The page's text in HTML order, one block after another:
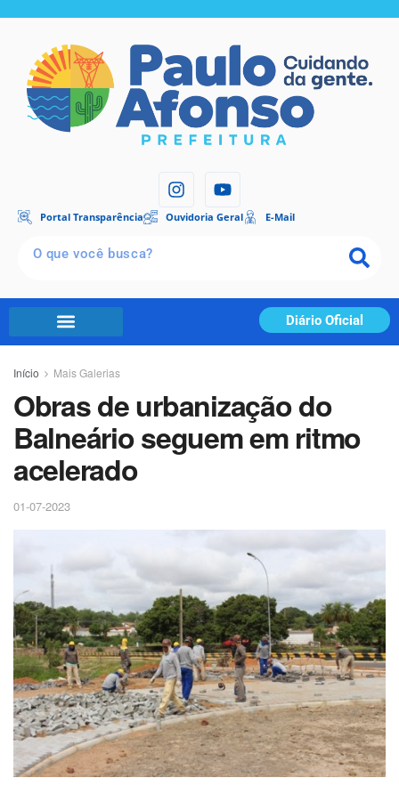
Portal Transparência Ouvidoria Geral E-Mail
Diário Oficial
Início Mais Galerias
Obras de urbanização do
Balneário seguem em ritmo
acelerado
01-07-2023